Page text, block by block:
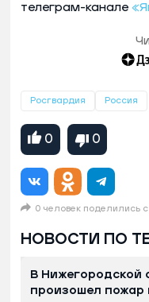
телеграм-канале
Росгвардия Россия
0 0
0 человек поделились
НОВОСТИ ПО
В Нижегородской
произошел пожар